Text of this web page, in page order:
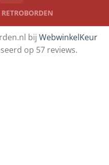
RETROBORDEN
bij WebwinkelKeur
op 57 reviews.